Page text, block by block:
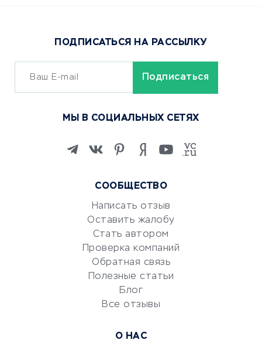
Сервисы доставки
ОБУЧЕНИЕ И РАБОТА
Изучение иностранных
Маркетинг и продажи
Репетиторство
Красота и здоровье
Сервисы по поиску работы
Сетевой маркетинг
УСЛУГИ ДЛЯ БИЗНЕСА
СООБЩЕСТВО
Написать отзыв
Оставить жалобу
Стать автором
Проверка компаний
Обратная связь
Полезные статьи
Блог
Все отзывы
О НАС
ПОДПИСАТЬСЯ НА РАССЫЛКУ
МЫ В СОЦИАЛЬНЫХ СЕТЯХ